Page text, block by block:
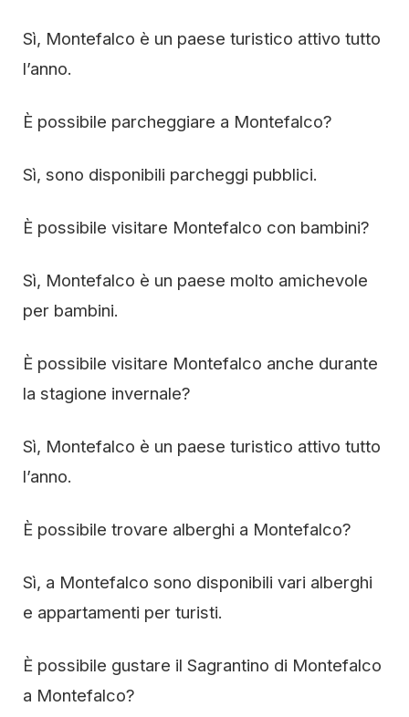
Sì, Montefalco è un paese turistico attivo tutto
l’anno.
È possibile parcheggiare a Montefalco?
Sì, sono disponibili parcheggi pubblici.
È possibile visitare Montefalco con bambini?
Sì, Montefalco è un paese molto amichevole
per bambini.
È possibile visitare Montefalco anche durante
la stagione invernale?
Sì, Montefalco è un paese turistico attivo tutto
l’anno.
È possibile trovare alberghi a Montefalco?
Sì, a Montefalco sono disponibili vari alberghi
e appartamenti per turisti.
È possibile gustare il Sagrantino di Montefalco
a Montefalco?